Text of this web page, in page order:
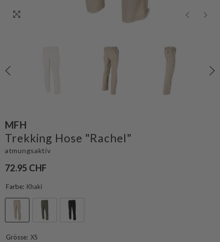
MFH
Trekking Hose "Rachel"
atmungsaktiv
72.95 CHF
Farbe: Khaki
Grösse: XS